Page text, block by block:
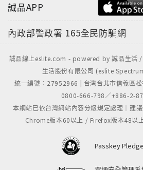
拚軍工頂規，毛利高出至少一成
升級的最佳戰場，「其實很多傳產
產業升級的機會。」中科院副院長
軍工的標準是頂規，毛利也最好
得裕盛業、工具機廠元精精密，這
高，但軍用品價格往往是民用品的
至少一成，不僅有助於突破傳產低
誠品APP
內政部警政署 165全民防騙網
誠品線上eslite.com - powered by 誠品生活
生活股份有限公司 (eslite
統一編號：27952966 | 台灣台北市信義區
0800-666-798／+886-2-
本網站已依台灣網站內容分級規定處理｜建
Chrome版本60以上 / Firefox版本48以
Passkey Pledge